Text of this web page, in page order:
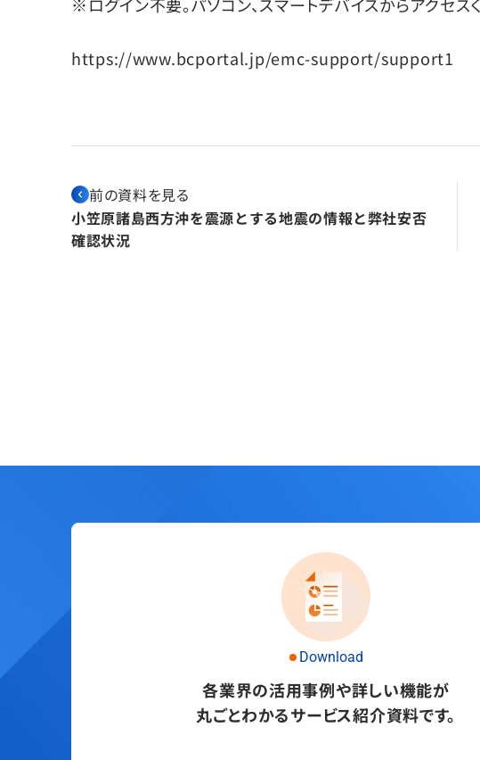
https://www.bcportal.jp/emc-support/support1
前の資料を見る
小笠原諸島西方沖を震源とする地震の情報と弊社安否
確認状況
Download
各業界の活用事例や詳しい機能が
丸ごとわかるサービス紹介資料です。